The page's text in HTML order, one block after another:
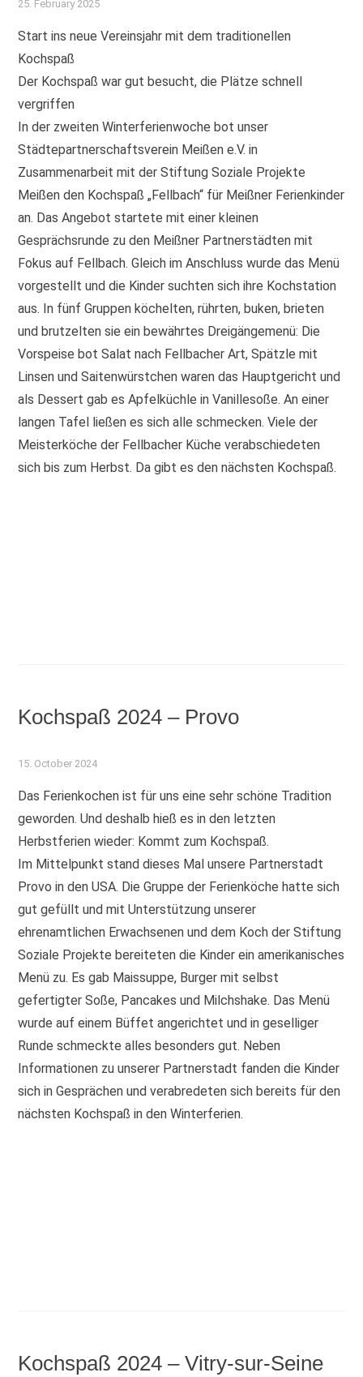
25. February 2025
Start ins neue Vereinsjahr mit dem traditionellen
Kochspaß
Der Kochspaß war gut besucht, die Plätze schnell
vergriffen
In der zweiten Winterferienwoche bot unser
Städtepartnerschaftsverein Meißen e.V. in
Zusammenarbeit mit der Stiftung Soziale Projekte
Meißen den Kochspaß „Fellbach“ für Meißner Ferienkinder
an. Das Angebot startete mit einer kleinen
Gesprächsrunde zu den Meißner Partnerstädten mit
Fokus auf Fellbach. Gleich im Anschluss wurde das Menü
vorgestellt und die Kinder suchten sich ihre Kochstation
aus. In fünf Gruppen köchelten, rührten, buken, brieten
und brutzelten sie ein bewährtes Dreigängemenü: Die
Vorspeise bot Salat nach Fellbacher Art, Spätzle mit
Linsen und Saitenwürstchen waren das Hauptgericht und
als Dessert gab es Apfelküchle in Vanillesoße. An einer
langen Tafel ließen es sich alle schmecken. Viele der
Meisterköche der Fellbacher Küche verabschiedeten
sich bis zum Herbst. Da gibt es den nächsten Kochspaß.
Kochspaß 2024 – Provo
15. October 2024
Das Ferienkochen ist für uns eine sehr schöne Tradition
geworden. Und deshalb hieß es in den letzten
Herbstferien wieder: Kommt zum Kochspaß.
Im Mittelpunkt stand dieses Mal unsere Partnerstadt
Provo in den USA. Die Gruppe der Ferienköche hatte sich
gut gefüllt und mit Unterstützung unserer
ehrenamtlichen Erwachsenen und dem Koch der Stiftung
Soziale Projekte bereiteten die Kinder ein amerikanisches
Menü zu. Es gab Maissuppe, Burger mit selbst
gefertigter Soße, Pancakes und Milchshake. Das Menü
wurde auf einem Büffet angerichtet und in geselliger
Runde schmeckte alles besonders gut. Neben
Informationen zu unserer Partnerstadt fanden die Kinder
sich in Gesprächen und verabredeten sich bereits für den
nächsten Kochspaß in den Winterferien.
Kochspaß 2024 – Vitry-sur-Seine